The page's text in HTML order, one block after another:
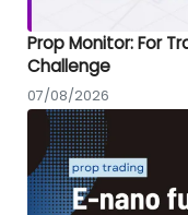
Prop Monitor: For
Challenge
07/08/2026